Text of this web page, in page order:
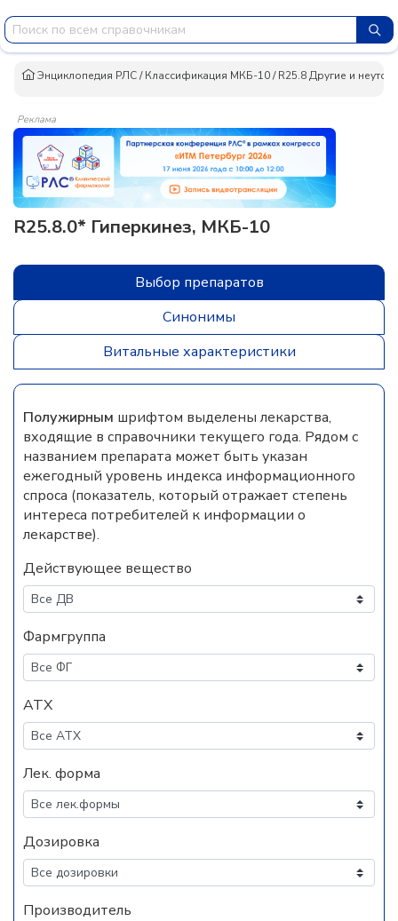
Энциклопедия РЛС/Классификация МКБ-10/R25.8 Другие и
Реклама
R25.8.0* Гиперкинез, МКБ-10
Выбор препаратов
Синонимы
Витальные характеристики
Полужирным шрифтом выделены лекарства,
входящие в справочники текущего года. Рядом с
названием препарата может быть указан
ежегодный уровень индекса информационного
спроса (показатель, который отражает степень
интереса потребителей к информации о
лекарстве).
Действующее вещество
Фармгруппа
АТХ
Лек. форма
Дозировка
Производитель